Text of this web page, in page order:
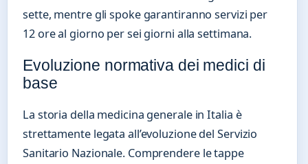
sette, mentre gli spoke garantiranno servizi per
12 ore al giorno per sei giorni alla settimana.
Evoluzione normativa dei medici di
base
La storia della medicina generale in Italia è
strettamente legata all’evoluzione del Servizio
Sanitario Nazionale. Comprendere le tappe